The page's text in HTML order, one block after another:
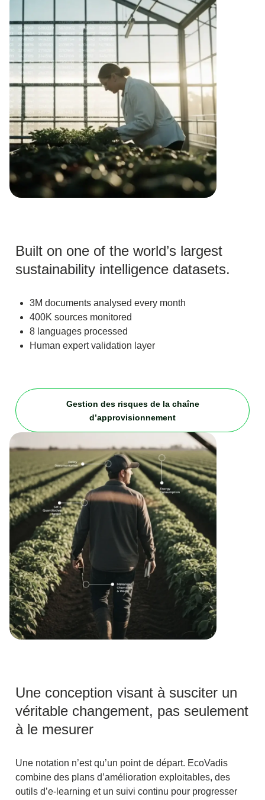
Built on one of the world’s largest
sustainability intelligence datasets.
3M documents analysed every month
400K sources monitored
8 languages processed
Human expert validation layer
Gestion des risques de la chaîne
d’approvisionnement
Une conception visant à susciter un
véritable changement, pas seulement
à le mesurer
Une notation n’est qu’un point de départ. EcoVadis
combine des plans d’amélioration exploitables, des
outils d’e-learning et un suivi continu pour progresser